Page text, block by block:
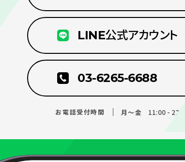
LINE公式アカウント
03-6265-6688
お電話受付時間 月～金 11:00 - 22:00